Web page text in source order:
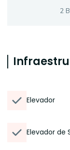
2
Elevador
Elevador de